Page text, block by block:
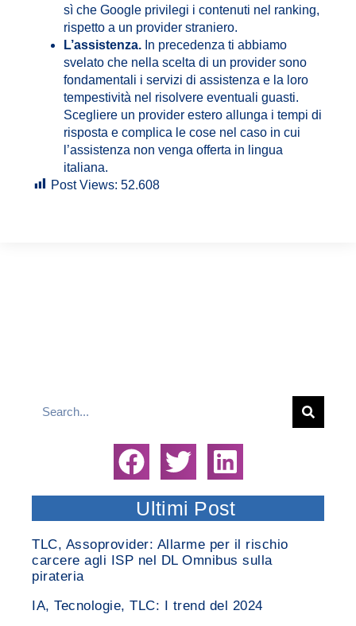
sì che Google privilegi i contenuti nel ranking,
rispetto a un provider straniero.
L’assistenza. In precedenza ti abbiamo
svelato che nella scelta di un provider sono
fondamentali i servizi di assistenza e la loro
tempestività nel risolvere eventuali guasti.
Scegliere un provider estero allunga i tempi di
risposta e complica le cose nel caso in cui
l’assistenza non venga offerta in lingua
italiana.
Post Views: 52.608
Ultimi Post
TLC, Assoprovider: Allarme per il rischio
carcere agli ISP nel DL Omnibus sulla
pirateria
IA, Tecnologie, TLC: I trend del 2024